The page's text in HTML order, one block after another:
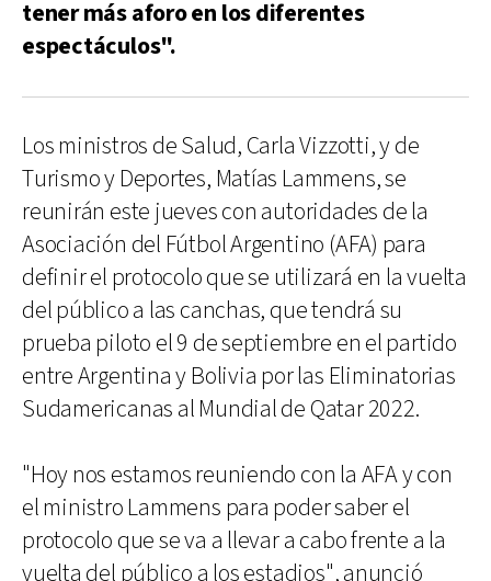
tener más aforo en los diferentes
espectáculos".
Los ministros de Salud, Carla Vizzotti, y de
Turismo y Deportes, Matías Lammens, se
reunirán este jueves con autoridades de la
Asociación del Fútbol Argentino (AFA) para
definir el protocolo que se utilizará en la vuelta
del público a las canchas, que tendrá su
prueba piloto el 9 de septiembre en el partido
entre Argentina y Bolivia por las Eliminatorias
Sudamericanas al Mundial de Qatar 2022.
"Hoy nos estamos reuniendo con la AFA y con
el ministro Lammens para poder saber el
protocolo que se va a llevar a cabo frente a la
vuelta del público a los estadios", anunció